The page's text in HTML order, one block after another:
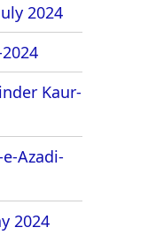
2024
Kaur-
Azadi-
2024